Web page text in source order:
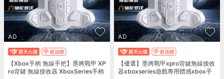
AD
【Xbox手柄 無線手把】墨將戰甲 XP
ro背鍵 無線接收器 XboxSeries手柄
AD
【優選】墨將戰甲xpro背鍵無線接收
器xboxseries遊戲專用體感xbox手